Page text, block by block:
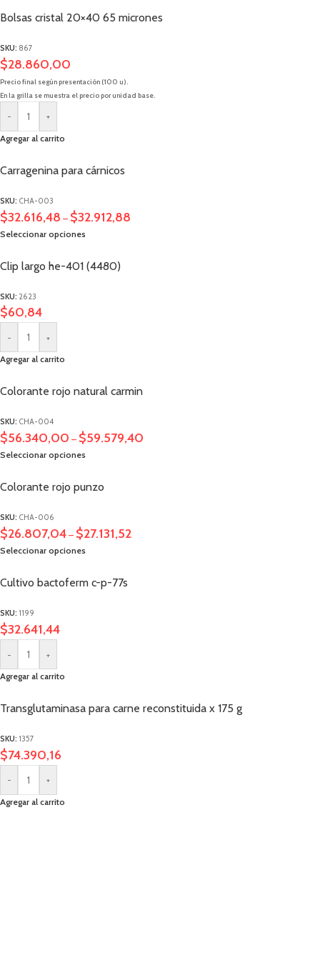
Bolsas cristal 20×40 65 micrones
SKU: 867
$28.860,00
Precio final según presentación (100 u).
En la grilla se muestra el precio por unidad base.
- +
Agregar al carrito
Carragenina para cárnicos
SKU: CHA-003
$32.616,48 – $32.912,88
Seleccionar opciones
Clip largo he-401 (4480)
SKU: 2623
$60,84
- +
Agregar al carrito
Colorante rojo natural carmin
SKU: CHA-004
$56.340,00 – $59.579,40
Seleccionar opciones
Colorante rojo punzo
SKU: CHA-006
$26.807,04 – $27.131,52
Seleccionar opciones
Cultivo bactoferm c-p-77s
SKU: 1199
$32.641,44
- +
Agregar al carrito
Transglutaminasa para carne reconstituida x 175 g
SKU: 1357
$74.390,16
- +
Agregar al carrito